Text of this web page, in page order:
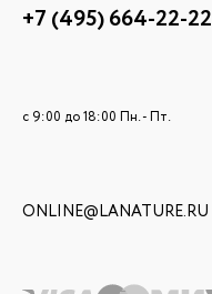
+7 (495) 664-22-22
c 9:00 до 18:00 Пн. - Пт.
ONLINE@LANATURE.RU